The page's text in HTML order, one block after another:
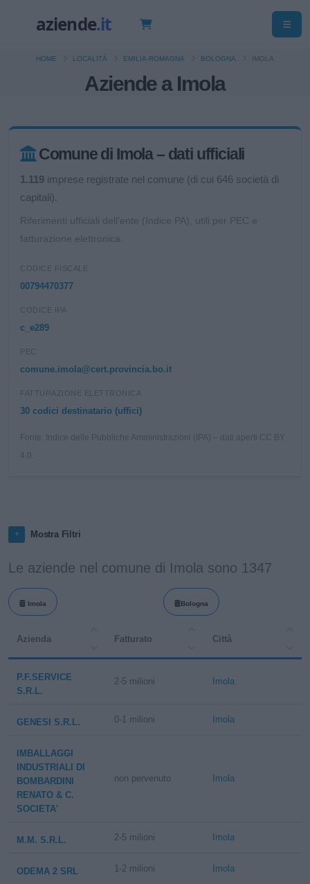
Aziende a Imola
HOME LOCALITÀ EMILIA-ROMAGNA BOLOGNA IMOLA
Comune di Imola – dati ufficiali
1.119 imprese registrate nel comune (di cui 646 società di
capitali).
Riferimenti ufficiali dell'ente (Indice PA), utili per PEC e
fatturazione elettronica.
CODICE FISCALE
00794470377
CODICE IPA
c_e289
PEC
comune.imola@cert.provincia.bo.it
FATTURAZIONE ELETTRONICA
30 codici destinatario (uffici)
Fonte: Indice delle Pubbliche Amministrazioni (IPA) – dati aperti CC BY
Mostra Filtri
Le aziende nel comune di Imola sono 1347
Imola Bologna
Azienda Fatturato Città
P.F.SERVICE
S.R.L.
2-5 milioni Imola
GENESI S.R.L. 0-1 milioni Imola
IMBALLAGGI
INDUSTRIALI DI
BOMBARDINI
RENATO & C.
SOCIETA'
non pervenuto Imola
M.M. S.R.L. 2-5 milioni Imola
ODEMA 2 SRL 1-2 milioni Imola